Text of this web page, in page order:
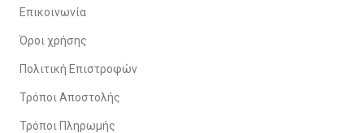
Επικοινωνία
Όροι χρήσης
Πολιτική Επιστροφών
Τρόποι Αποστολής
Τρόποι Πληρωμής